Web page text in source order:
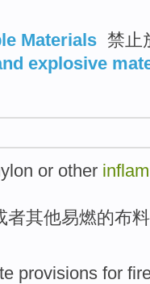
Materials 禁止
explosive
or other
者其他易燃的布料
provisions for